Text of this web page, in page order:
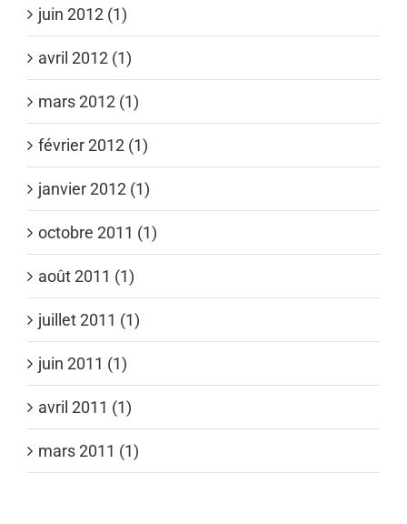
juin 2012 (1)
avril 2012 (1)
mars 2012 (1)
février 2012 (1)
janvier 2012 (1)
octobre 2011 (1)
août 2011 (1)
juillet 2011 (1)
juin 2011 (1)
avril 2011 (1)
mars 2011 (1)